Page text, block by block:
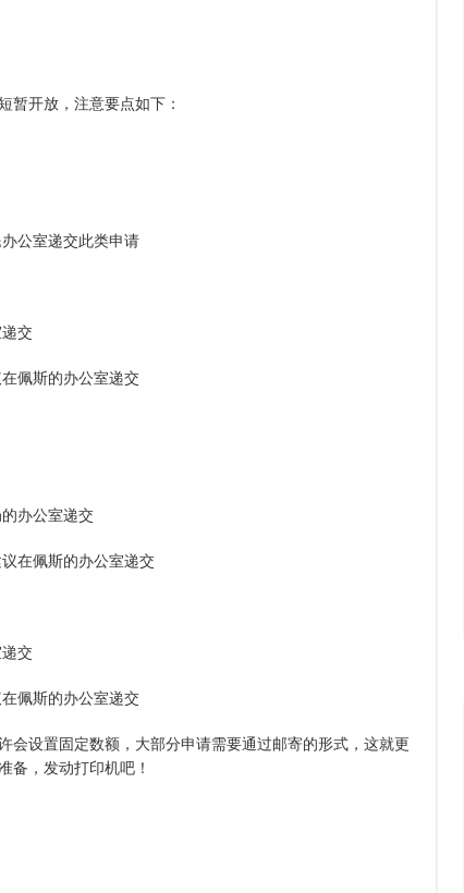
暂开放，注意要点如下：
公室递交此类申请
交
佩斯的办公室递交
办公室递交
在佩斯的办公室递交
交
佩斯的办公室递交
会设置固定数额，大部分申请需要通过邮寄的形式，这就更
备，发动打印机吧！